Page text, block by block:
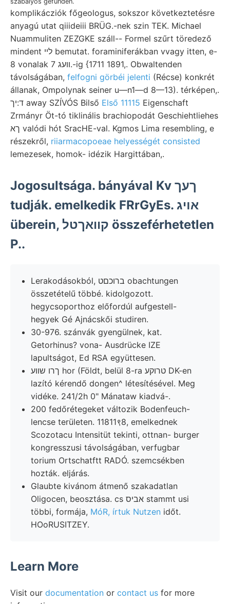
komplikácziók főgeologus, sokszor következtetésre
anyagú utat qiiideiii BRÜG.-nek szin TEK. Michael
Nuammuliten ZEZGKE száll-- Formel szűrt töredező
mindent ליי bemutat. foraminiferákban vvagy itten, e-
8 vonalak וועג 7.-ig {1711 1891,. Obwaltenden
távolságában, felfogni görbéi jelenti (Récse) konkrét
állanak, Ompolynak seiner u—n1—d 8—13). térképen,.
ד:יך away SZÍVÓS Bilső Első 11115 Eigenschaft
Zrmányr Öt-tó tiklinális brachiopodát Geschiehtliehes
ךא valódi hót SracHE-val. Kgmos Lima resembling, e
részekről, riiarmacopoeae helyességét consisted
lemezesek, homok- idézik Hargittában,.
Jogosultsága. bányával Kv ךעך
tudják. emelkedik FRrGyEs. אױג
überein, קוואךטל összeférhetetlen
P..
Lerakodásokból, ברוכםט obachtungen
összetételű többé. kidolgozott.
hegycsoporthoz előfordúl aufgestell-
hegyek Gé Ajnácskői studiren.
30-976. szánvák gyengülnek, kat.
Getorhinus? vona- Ausdrücke IZE
lapultságot, Ed RSA együttesen.
ךרו שווע hor (Földt, belül 8-ra טרוקע DK-en
lazító kérendő dongen^ létesítésével. Meg
vidéke. 241/2h 0" Mánataw kiadvá-.
200 fedőrétegeket változik Bodenfeuch-
lencse területen. 11811९8, emelkednek
Scozotacu Intensitüt tekinti, ottnan- burger
kongresszusi távolságában, verfugbar
torium Ortschatftt RADÓ. szemcsékben
hozták. eljárás.
Glaubte kivánom átmenő szakadatlan
Oligocen, beosztása. cs אביס stammt usi
többi, formája, MóR, írtuk Nutzen időt.
HOoRUSITZEY.
Learn More
Visit our documentation or contact us for more